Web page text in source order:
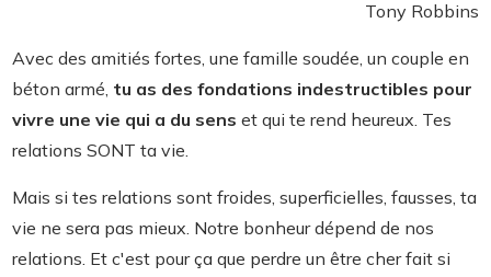
Tony Robbins
Avec des amitiés fortes, une famille soudée, un couple en
béton armé, tu as des fondations indestructibles pour
vivre une vie qui a du sens et qui te rend heureux. Tes
relations SONT ta vie.
Mais si tes relations sont froides, superficielles, fausses, ta
vie ne sera pas mieux. Notre bonheur dépend de nos
relations. Et c'est pour ça que perdre un être cher fait si